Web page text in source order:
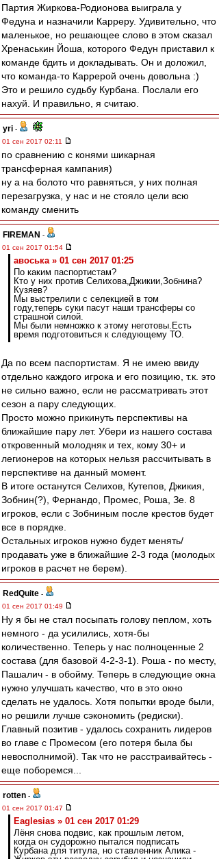
Партия Жиркова-Родионова выиграла у
Федуна и назначили Карреру. Удивительно, что
маленькое, но решающее слово в этом сказал
Хренаськин Йоша, которого Федун приставил к
команде бдить и докладывать. Он и доложил,
что команда-то Каррерой очень довольна :)
Это и решило судьбу Курбана. Послали его
нахуй. И правильно, я считаю.
yri -
01 сен 2017 02:11
по сравнению с конями шикарная
трансферная кампания)
ну а на болото что равняться, у них полная
перезагрузка, у нас и не стояло цели всю
команду сменить
FIREMAN -
01 сен 2017 01:54
авоська » 01 сен 2017 01:25
По каким паспортистам?
Кто у них против Селихова,Джикии,Зобнина?
Кузяев?
Мы выстрелили с селекцией в том
году,теперь суки пасут наши трансферы со
страшной силой.
Мы были немножко к этому неготовы.Есть
время подготовиться к следующему ТО.
Да по всем паспортистам. Я не имею ввиду
отдельно каждого игрока и его позицию, т.к. это
не сильно важно, если не рассматривать этот
сезон а пару следующих.
Просто можно прикинуть перспективы на
ближайшие пару лет. Убери из нашего состава
откровенный молодняк и тех, кому 30+ и
легионеров на которых нельзя рассчитывать в
перспективе на данный момент.
В итоге останутся Селихов, Кутепов, Джикия,
Зобнин(?), Фернандо, Промес, Роша, Зе. 8
игроков, если с Зобниным после крестов будет
все в порядке.
Остальных игроков нужно будет менять/
продавать уже в ближайшие 2-3 года (молодых
игроков в расчет не берем).
RedQuite -
01 сен 2017 01:49
Ну я бы не стал посыпать голову пеплом, хоть
немного - да усилились, хотя-бы
количественно. Теперь у нас полноценные 2
состава (для базовой 4-2-3-1). Роша - по месту,
Пашалич - в обойму. Теперь в следующие окна
нужно улучшать качество, что в это окно
сделать не удалось. Хотя попытки вроде были,
но решили лучше сэкономить (редиски).
Главный позитив - удалось сохранить лидеров
во главе с Промесом (его потеря была бы
невосполнимой). Так что не расстраивайтесь -
еще поборемся...
rotten -
01 сен 2017 01:47
Eaglesias » 01 сен 2017 01:29
Лёня снова подвис, как прошлым летом,
когда он судорожно пытался подписать
Курбана для титула, но ставленник Алика -